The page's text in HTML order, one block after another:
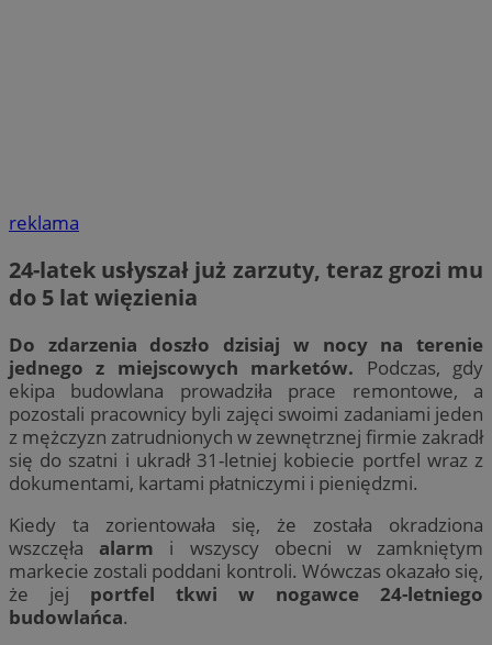
reklama
24-latek usłyszał już zarzuty, teraz grozi mu
do 5 lat więzienia
Do zdarzenia doszło dzisiaj w nocy na terenie
jednego z miejscowych marketów. Podczas, gdy
ekipa budowlana prowadziła prace remontowe, a
pozostali pracownicy byli zajęci swoimi zadaniami jeden
z mężczyzn zatrudnionych w zewnętrznej firmie zakradł
się do szatni i ukradł 31-letniej kobiecie portfel wraz z
dokumentami, kartami płatniczymi i pieniędzmi.
Kiedy ta zorientowała się, że została okradziona
wszczęła alarm i wszyscy obecni w zamkniętym
markecie zostali poddani kontroli. Wówczas okazało się,
że jej portfel tkwi w nogawce 24-letniego
budowlańca.